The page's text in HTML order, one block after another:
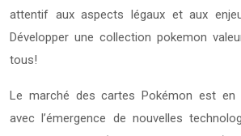
attentif aux aspects légaux et aux
Développer une collection pokemon
tous!
Le marché des cartes Pokémon est en
avec l’émergence de nouvelles